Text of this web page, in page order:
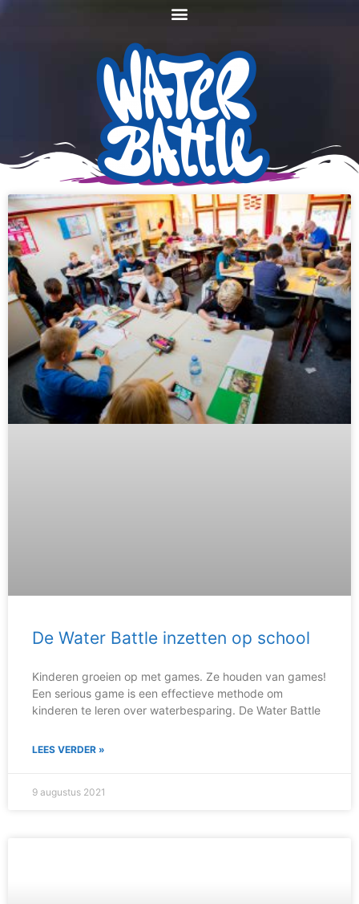
De Water Battle inzetten op school
Kinderen groeien op met games. Ze houden van games!
Een serious game is een effectieve methode om
kinderen te leren over waterbesparing. De Water Battle
LEES VERDER »
9 augustus 2021